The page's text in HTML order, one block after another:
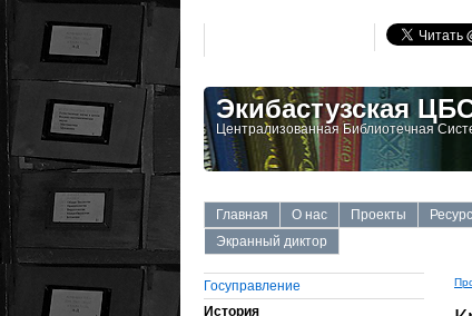
Экибастузская
Централизованная Библиотечная
Главная О нас Проекты
Экранный диктор
Госуправление
История